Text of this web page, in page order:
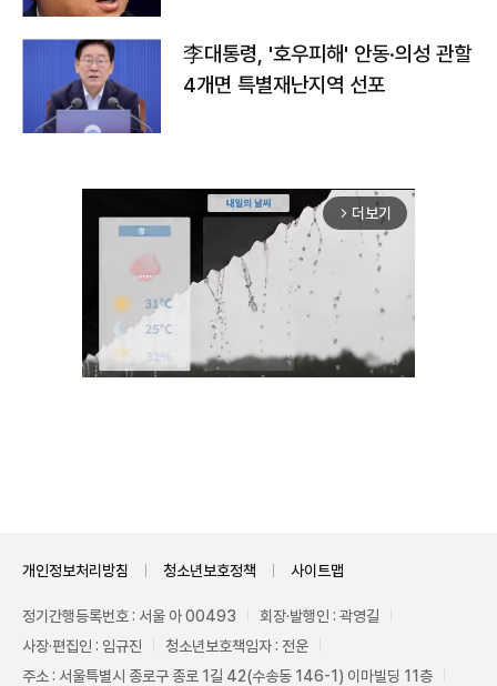
李대통령, '호우피해' 안동·의성 관할
4개면 특별재난지역 선포
arrow_forward_ios 더보기
개인정보처리방침 청소년보호정책 사이트맵
정기간행등록번호 : 서울 아 00493
회장·발행인 : 곽영길
사장·편집인 : 임규진
청소년보호책임자 : 전운
주소 : 서울특별시 종로구 종로 1길 42(수송동 146-1) 이마빌딩 11층